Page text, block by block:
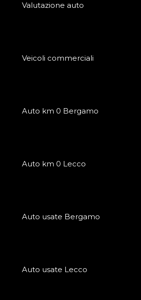
Valutazione auto
Veicoli commerciali
Auto km 0 Bergamo
Auto km 0 Lecco
Auto usate Bergamo
Auto usate Lecco